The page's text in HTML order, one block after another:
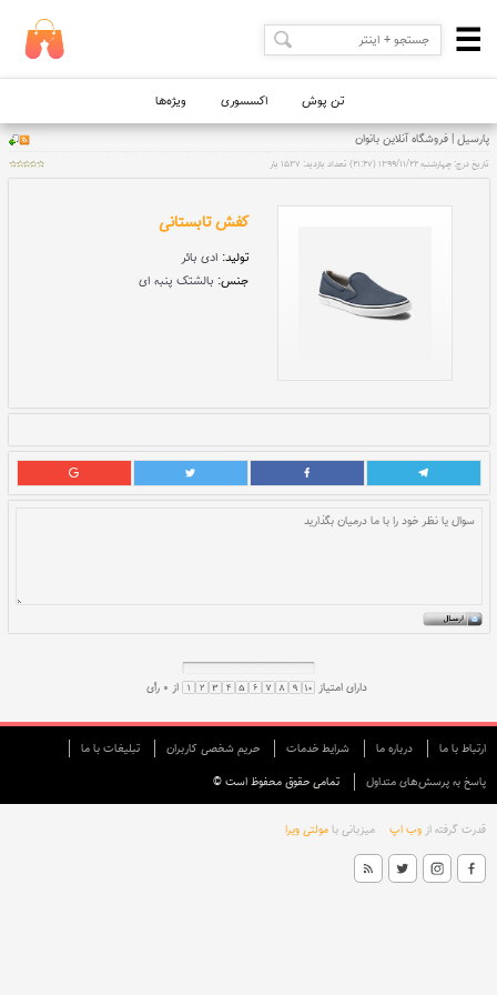
تن پوش اکسسوری ویژه‌ها
جنس:بالشتک پنبه ای
ارتباط با ما درباره ما شرایط خدمات حريم شخصی كاربران
تبليغات با ما
پاسخ به پرسش‌های متداول
تمامی حقوق محفوظ است ©
قدرت گرفته از وب اپ میزبانی بامولتی ویرا